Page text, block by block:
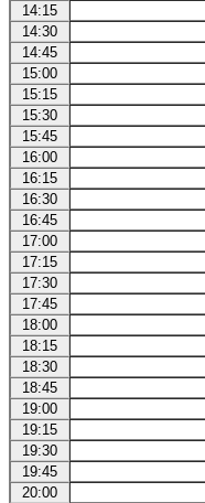
14:15
14:30
14:45
15:00
15:15
15:30
15:45
16:00
16:15
16:30
16:45
17:00
17:15
17:30
17:45
18:00
18:15
18:30
18:45
19:00
19:15
19:30
19:45
20:00